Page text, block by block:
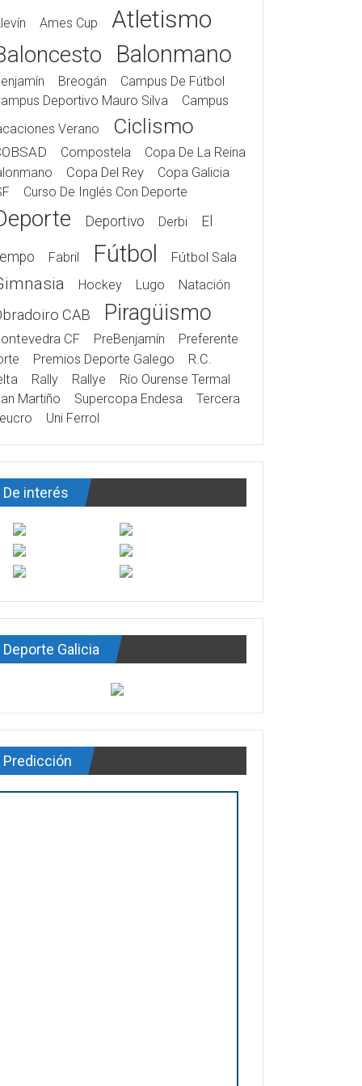
Ames Cup Atletismo
Balonmano
Breogán
Campus De Fútbol
Deportivo Mauro Silva
Campus
Verano
Ciclismo
Compostela
Copa De La Reina
Copa Del Rey
Copa Galicia
Curso De Inglés Con Deporte
Deportivo Derbi El
Fabril Fútbol Fútbol Sala
Hockey Lugo Natación
CAB Piragüismo
CF PreBenjamín
Preferente
Premios Deporte Galego
R.C.
Rally Rallye
Río Ourense Termal
Martiño
Supercopa Endesa
Tercera
Uni Ferrol
De interés
Deporte Galicia
Predicción